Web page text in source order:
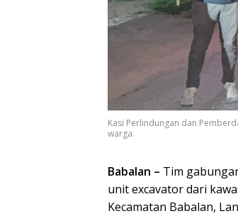
Kasi Perlindungan dan
warga.
Babalan – Tim
unit excavator dari
Kecamatan Babalan,